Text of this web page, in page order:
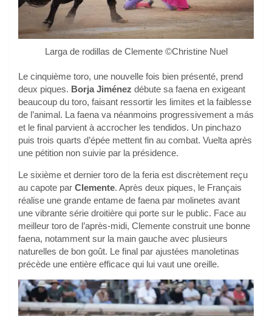
Larga de rodillas de Clemente ©Christine Nuel
Le cinquième toro, une nouvelle fois bien présenté, prend
deux piques. Borja Jiménez débute sa faena en exigeant
beaucoup du toro, faisant ressortir les limites et la faiblesse
de l’animal. La faena va néanmoins progressivement a más
et le final parvient à accrocher les tendidos. Un pinchazo
puis trois quarts d’épée mettent fin au combat. Vuelta après
une pétition non suivie par la présidence.
Le sixième et dernier toro de la feria est discrètement reçu
au capote par Clemente. Après deux piques, le Français
réalise une grande entame de faena par molinetes avant
une vibrante série droitière qui porte sur le public. Face au
meilleur toro de l’après-midi, Clemente construit une bonne
faena, notamment sur la main gauche avec plusieurs
naturelles de bon goût. Le final par ajustées manoletinas
précède une entière efficace qui lui vaut une oreille.